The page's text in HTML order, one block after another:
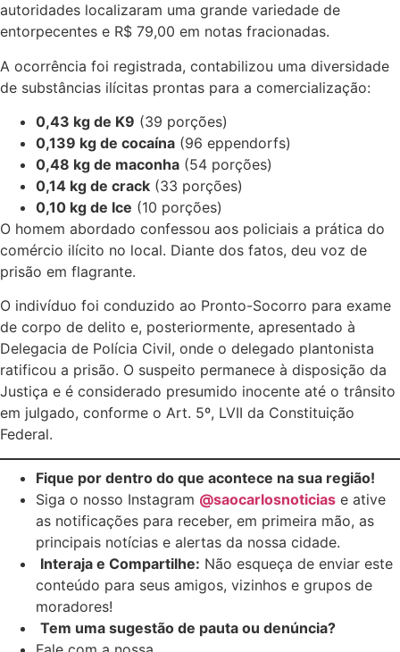
autoridades localizaram uma grande variedade de
entorpecentes e R$ 79,00 em notas fracionadas.
A ocorrência foi registrada, contabilizou uma diversidade
de substâncias ilícitas prontas para a comercialização:
0,43 kg de K9 (39 porções)
0,139 kg de cocaína (96 eppendorfs)
0,48 kg de maconha (54 porções)
0,14 kg de crack (33 porções)
0,10 kg de Ice (10 porções)
O homem abordado confessou aos policiais a prática do
comércio ilícito no local. Diante dos fatos, deu voz de
prisão em flagrante.
O indivíduo foi conduzido ao Pronto-Socorro para exame
de corpo de delito e, posteriormente, apresentado à
Delegacia de Polícia Civil, onde o delegado plantonista
ratificou a prisão. O suspeito permanece à disposição da
Justiça e é considerado presumido inocente até o trânsito
em julgado, conforme o Art. 5º, LVII da Constituição
Federal.
Fique por dentro do que acontece na sua região!
Siga o nosso Instagram @saocarlosnoticias e ative
as notificações para receber, em primeira mão, as
principais notícias e alertas da nossa cidade.
Interaja e Compartilhe: Não esqueça de enviar este
conteúdo para seus amigos, vizinhos e grupos de
moradores!
Tem uma sugestão de pauta ou denúncia?